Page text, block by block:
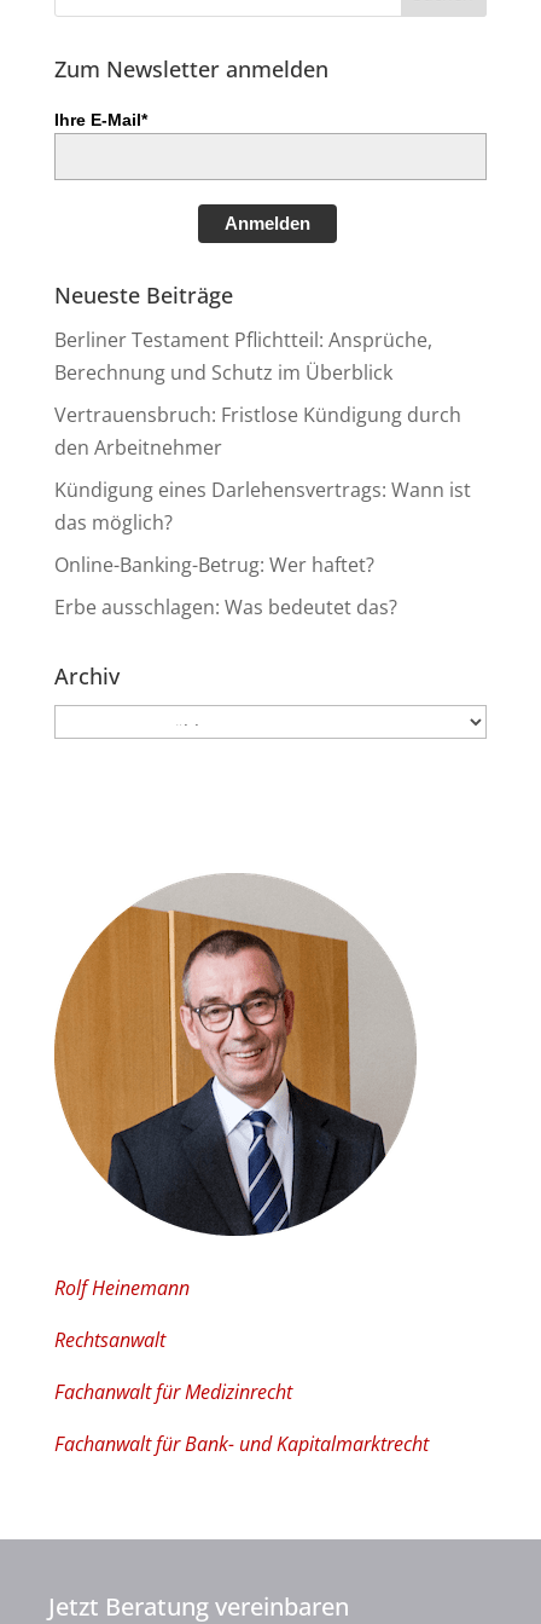
Zum Newsletter anmelden
Ihre E-Mail*
Anmelden
Neueste Beiträge
Berliner Testament Pflichtteil: Ansprüche,
Berechnung und Schutz im Überblick
Vertrauensbruch: Fristlose Kündigung durch
den Arbeitnehmer
Kündigung eines Darlehensvertrags: Wann ist
das möglich?
Online-Banking-Betrug: Wer haftet?
Erbe ausschlagen: Was bedeutet das?
Archiv
Rolf Heinemann
Rechtsanwalt
Fachanwalt für Medizinrecht
Fachanwalt für Bank- und Kapitalmarktrecht
Jetzt Beratung vereinbaren